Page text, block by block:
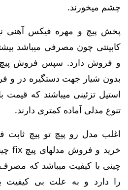
چشم میخورند.
پخش پیچ و مهره فیکس آهنی
کابینتی چون مصرفی میباشد
و فروش دارد. سپس فروش
بدون شیار جهت دستگیره در و
استیل تزئینی میباشند که قیمت
تنوع مدلی آماده کمتری دارند.
اغلب مدل رو پیچ تو پیچ ثابت
خرید و فروش مدلهای پیچ fix چینی با کیفیت و
چینی با کیفیت میباشد که
را دارد و به علت بی کیفیت